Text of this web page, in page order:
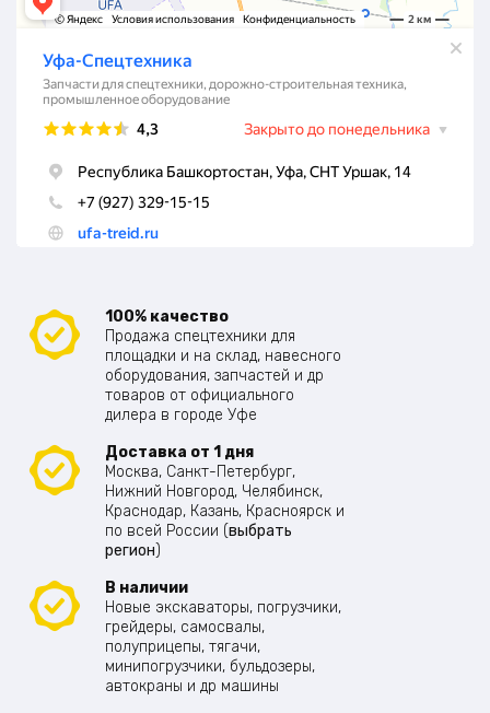
100% качество
Продажа спецтехники для
площадки и на склад, навесного
оборудования, запчастей и др
товаров от официального
дилера в городе Уфе
Доставка от 1 дня
Москва, Санкт-Петербург,
Нижний Новгород, Челябинск,
Краснодар, Казань, Красноярск и
по всей России (выбрать
регион)
В наличии
Новые экскаваторы, погрузчики,
грейдеры, самосвалы,
полуприцепы, тягачи,
минипогрузчики, бульдозеры,
автокраны и др машины